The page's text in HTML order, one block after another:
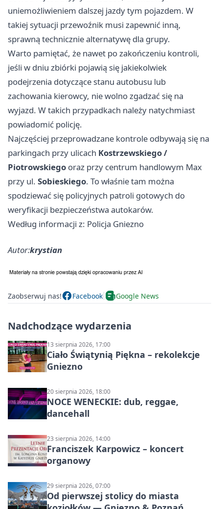
uniemożliwieniem dalszej jazdy tym pojazdem. W
takiej sytuacji przewoźnik musi zapewnić inną,
sprawną technicznie alternatywę dla grupy.
Warto pamiętać, że nawet po zakończeniu kontroli,
jeśli w dniu zbiórki pojawią się jakiekolwiek
podejrzenia dotyczące stanu autobusu lub
zachowania kierowcy, nie wolno zgadzać się na
wyjazd. W takich przypadkach należy natychmiast
powiadomić policję.
Najczęściej przeprowadzane kontrole odbywają się na
parkingach przy ulicach Kostrzewskiego /
Piotrowskiego oraz przy centrum handlowym Max
przy ul. Sobieskiego. To właśnie tam można
spodziewać się policyjnych patroli gotowych do
weryfikacji bezpieczeństwa autokarów.
Według informacji z: Policja Gniezno
Autor:krystian
Zaobserwuj nas! Facebook Google News
Nadchodzące wydarzenia
13 sierpnia 2026, 17:00
Ciało Świątynią Piękna – rekolekcje
Gniezno
20 sierpnia 2026, 18:00
NOCE WENECKIE: dub, reggae,
dancehall
23 sierpnia 2026, 14:00
Franciszek Karpowicz – koncert
organowy
29 sierpnia 2026, 07:00
Od pierwszej stolicy do miasta